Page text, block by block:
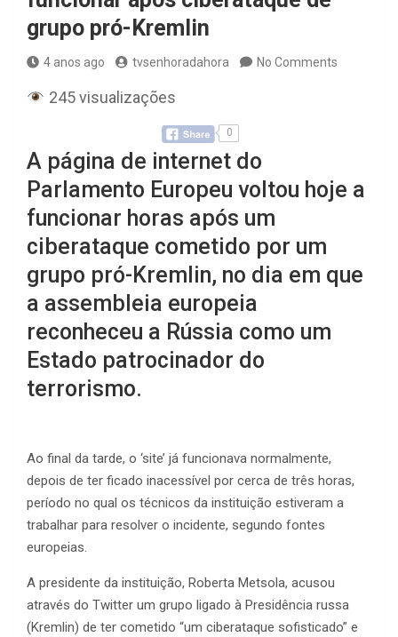
grupo pró-Kremlin
4 anos ago tvsenhoradahora No Comments
245 visualizações
0
A página de internet do
Parlamento Europeu voltou hoje a
funcionar horas após um
ciberataque cometido por um
grupo pró-Kremlin, no dia em que
a assembleia europeia
reconheceu a Rússia como um
Estado patrocinador do
terrorismo.
Ao final da tarde, o ‘site’ já funcionava normalmente,
depois de ter ficado inacessível por cerca de três horas,
período no qual os técnicos da instituição estiveram a
trabalhar para resolver o incidente, segundo fontes
europeias.
A presidente da instituição, Roberta Metsola, acusou
através do Twitter um grupo ligado à Presidência russa
(Kremlin) de ter cometido “um ciberataque sofisticado” e